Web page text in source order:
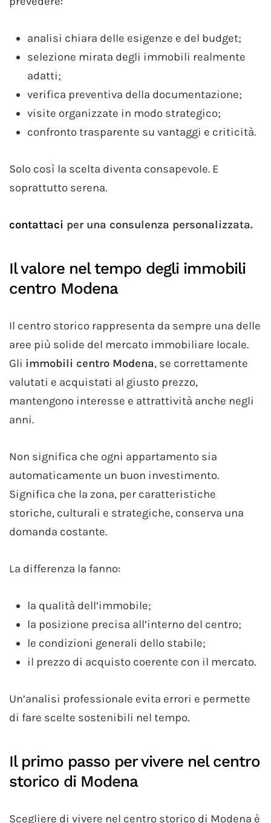
analisi chiara delle esigenze e del budget;
selezione mirata degli immobili realmente
adatti;
verifica preventiva della documentazione;
visite organizzate in modo strategico;
confronto trasparente su vantaggi e criticità.
Solo così la scelta diventa consapevole. E
soprattutto serena.
contattaci per una consulenza personalizzata.
Il valore nel tempo degli immobili
centro Modena
Il centro storico rappresenta da sempre una delle
aree più solide del mercato immobiliare locale.
Gli immobili centro Modena, se correttamente
valutati e acquistati al giusto prezzo,
mantengono interesse e attrattività anche negli
anni.
Non significa che ogni appartamento sia
automaticamente un buon investimento.
Significa che la zona, per caratteristiche
storiche, culturali e strategiche, conserva una
domanda costante.
La differenza la fanno:
la qualità dell’immobile;
la posizione precisa all’interno del centro;
le condizioni generali dello stabile;
il prezzo di acquisto coerente con il mercato.
Un’analisi professionale evita errori e permette
di fare scelte sostenibili nel tempo.
Il primo passo per vivere nel centro
storico di Modena
Scegliere di vivere nel centro storico di Modena è